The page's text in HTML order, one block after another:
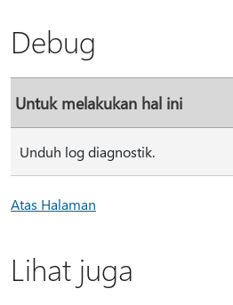
Debug
Untuk melakukan hal ini
Unduh log diagnostik.
Atas Halaman
Lihat juga